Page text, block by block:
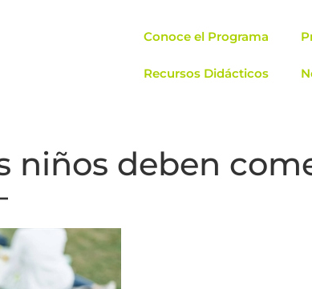
Conoce el Programa
Recursos Didácticos
niños deben